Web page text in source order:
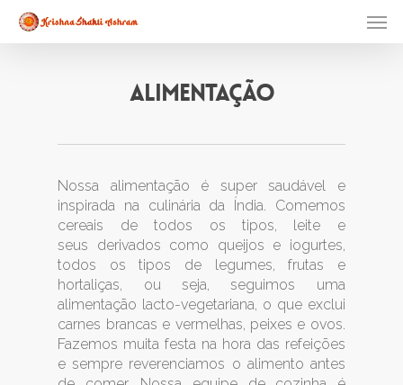
Skip
main
Alimentação
Nossa alimentação é super saudável e
inspirada na culinária da Índia. Comemos
cereais de todos os tipos, leite e
seus derivados como queijos e iogurtes,
todos os tipos de legumes, frutas e
hortaliças, ou seja, seguimos uma
alimentação lacto-vegetariana, o que exclui
carnes brancas e vermelhas, peixes e ovos.
Fazemos muita festa na hora das refeições
e sempre reverenciamos o alimento antes